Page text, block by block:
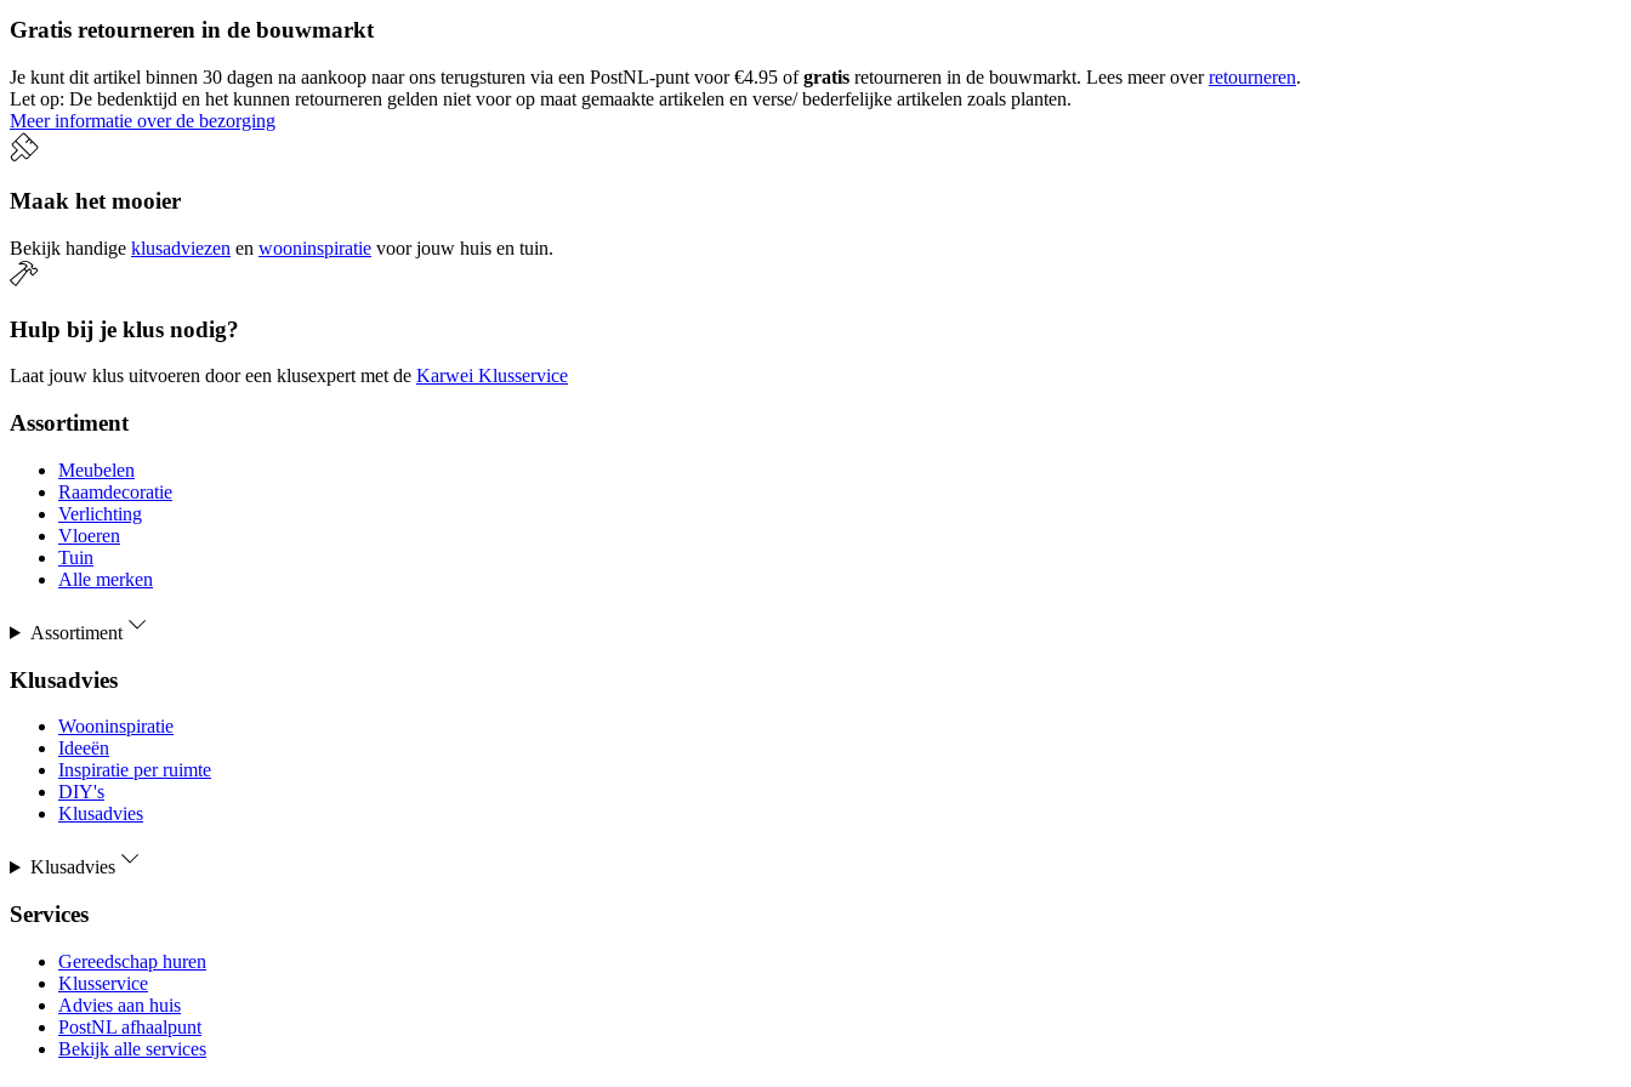
Gratis retourneren in de bouwmarkt
Je kunt dit artikel binnen 30 dagen na aankoop naar ons terugsturen via een PostNL-punt voor €4.95 ofgratis retourneren in de bouwmarkt. Lees meer overretourneren.
Let op: De bedenktijd en het kunnen retourneren gelden niet voor op maat gemaakte artikelen en verse/ bederfelijke artikelen zoals planten.
Meer informatie over de bezorging
Maak het mooier
Bekijk handige klusadviezen en wooninspiratie voor jouw huis en tuin.
Hulp bij je klus nodig?
Laat jouw klus uitvoeren door een klusexpert met de Karwei Klusservice
Assortiment
Meubelen
Raamdecoratie
Verlichting
Vloeren
Tuin
Alle merken
Assortiment
Klusadvies
Wooninspiratie
Ideeën
Inspiratie per ruimte
DIY's
Klusadvies
Klusadvies
Services
Gereedschap huren
Klusservice
Advies aan huis
PostNL afhaalpunt
Bekijk alle services